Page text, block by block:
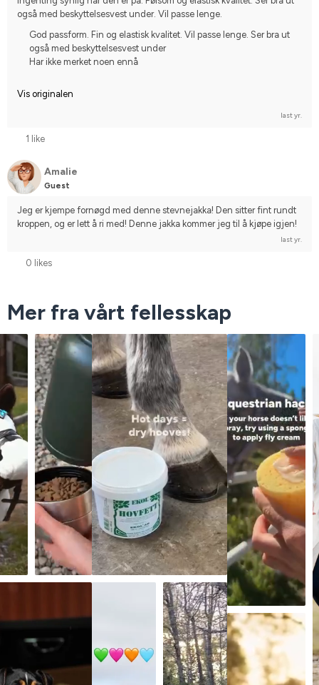
også med beskyttelsesvest under. Vil passe lenge.
God passform. Fin og elastisk kvalitet. Vil passe lenge. Ser bra ut
også med beskyttelsesvest under
Har ikke merket noen ennå
Vis originalen
last yr.
1 like
Amalie
Guest
Jeg er kjempe fornøgd med denne stevnejakka! Den sitter fint rundt
kroppen, og er lett å ri med! Denne jakka kommer jeg til å kjøpe igjen!
last yr.
0 likes
Mer fra vårt fellesskap